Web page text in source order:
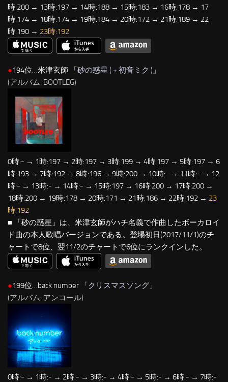
時:200 → 13時:197 → 14時:188 → 15時:183 → 16時:178 → 17
時:174 → 18時:174 → 19時:184 → 20時:172 → 21時:189 → 22
時:190 → 23時:192
●194位…米津玄師 「砂の惑星 ( + 初音ミク ) 」
(アルバム: BOOTLEG)
0時:- → 1時:197 → 2時:197 → 3時:199 → 4時:197 → 5時:197 → 6
時:193 → 7時:192 → 8時:196 → 9時:200 → 10時:- → 11時:- → 12
時:- → 13時:- → 14時:- → 15時:197 → 16時:200 → 17時:200 →
18時:200 → 19時:178 → 20時:171 → 21時:186 → 22時:192 → 23
時:192
■ 「砂の惑星」は、米津玄師がハチ名義で作曲したボーカロイ
ド曲の本人歌唱バージョンである。登場初日(2017/11/1)のチ
ャートで8位、翌11/2のチャートで6位にランクインした。
●199位…back number 「クリスマスソング 」
(アルバム: アンコール)
0時:- → 1時:- → 2時:- → 3時:- → 4時:- → 5時:- → 6時:- → 7時:-